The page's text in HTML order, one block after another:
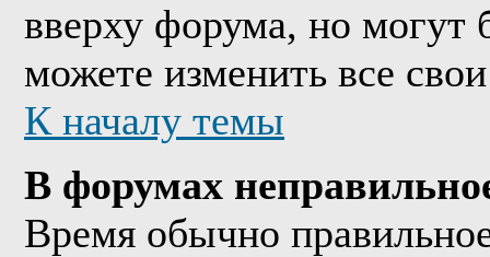
вверху форума, но
можете изменить все
К началу темы
В форумах
Время обычно